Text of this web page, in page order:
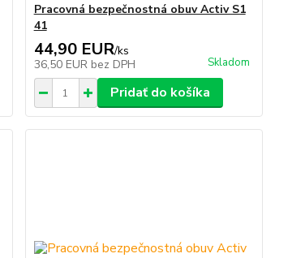
Pracovná bezpečnostná obuv Activ S1
41
44,90 EUR/ks
36,50 EUR bez DPH Skladom
Pridať do košíka